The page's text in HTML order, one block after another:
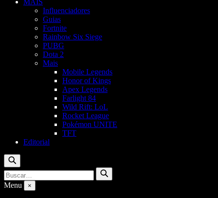
MAIS
Influenciadores
Guias
Fortnite
Rainbow Six Siege
PUBG
Dota 2
Mais
Mobile Legends
Honor of Kings
Apex Legends
Farlight 84
Wild Rift: LoL
Rocket League
Pokémon UNITE
TFT
Editorial
Buscar
Buscar
por:
Buscar
Menu ×